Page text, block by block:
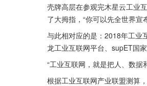
壳牌高层在参观完木星云工业
了大拇指，“你可以先全世界宣
与此相对应的是：2018年工业
龙工业互联网平台、supET国
“工业互联网，就是把人、数据
根据工业互联网产业联盟测算